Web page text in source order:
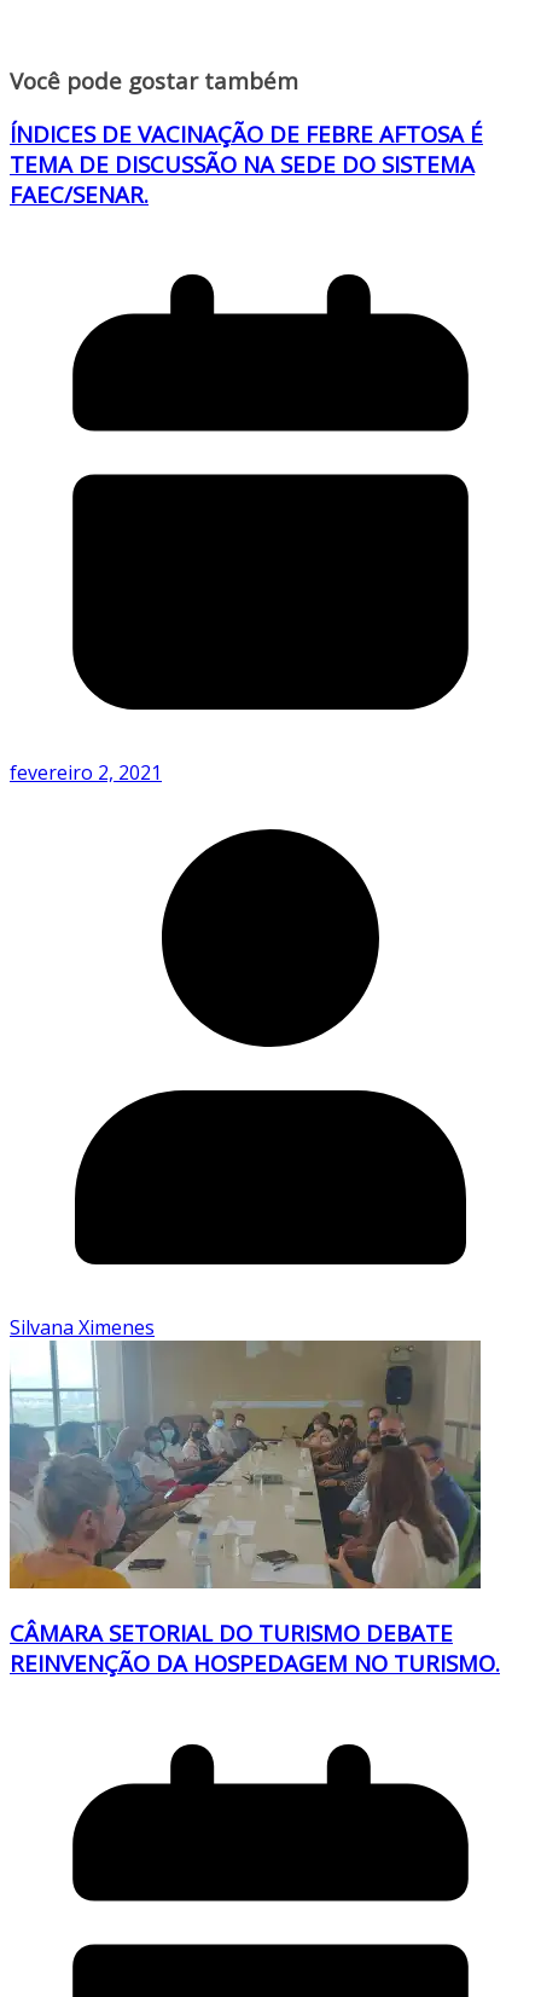
Você pode gostar também
ÍNDICES DE VACINAÇÃO DE FEBRE AFTOSA É
TEMA DE DISCUSSÃO NA SEDE DO SISTEMA
FAEC/SENAR.
fevereiro 2, 2021
Silvana Ximenes
CÂMARA SETORIAL DO TURISMO DEBATE
REINVENÇÃO DA HOSPEDAGEM NO TURISMO.